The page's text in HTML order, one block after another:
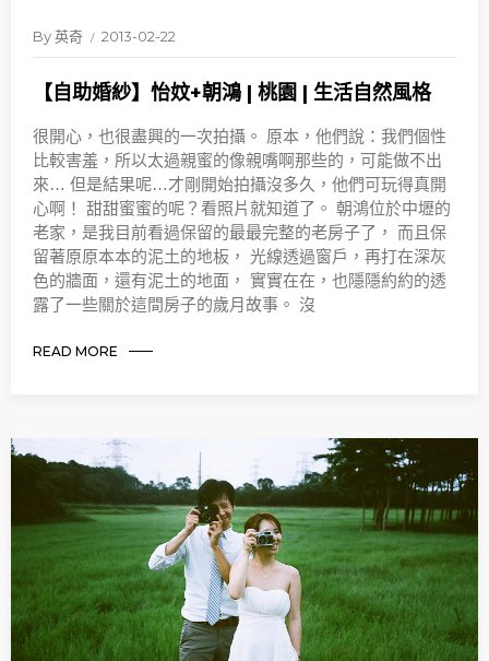
By英奇 2013-02-22
【自助婚紗】怡妏+朝鴻 | 桃園 | 生活自然風格
很開心，也很盡興的一次拍攝。 原本，他們說：我們個性
比較害羞，所以太過親蜜的像親嘴啊那些的，可能做不出
來… 但是結果呢…才剛開始拍攝沒多久，他們可玩得真開
心啊！ 甜甜蜜蜜的呢？看照片就知道了。 朝鴻位於中壢的
老家，是我目前看過保留的最最完整的老房子了， 而且保
留著原原本本的泥土的地板， 光線透過窗戶，再打在深灰
色的牆面，還有泥土的地面， 實實在在，也隱隱約約的透
露了一些關於這間房子的歲月故事。 沒
READ MORE